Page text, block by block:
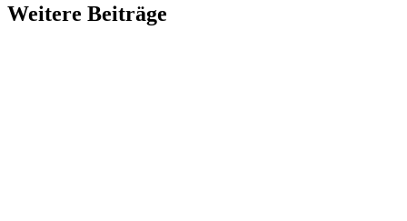
Weitere Beiträge